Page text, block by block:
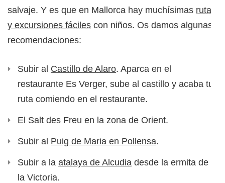
salvaje. Y es que en Mallorca hay muchísimas rutas
y excursiones fáciles con niños. Os damos algunas
recomendaciones:
Subir al Castillo de Alaro. Aparca en el
restaurante Es Verger, sube al castillo y acaba tu
ruta comiendo en el restaurante.
El Salt des Freu en la zona de Orient.
Subir al Puig de Maria en Pollensa.
Subir a la atalaya de Alcudia desde la ermita de
la Victoria.